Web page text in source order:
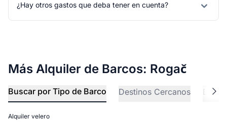
¿Hay otros gastos que deba tener en cuenta?
Más Alquiler de Barcos: Rogač
Buscar por Tipo de Barco Destinos Cercanos
Alquiler velero